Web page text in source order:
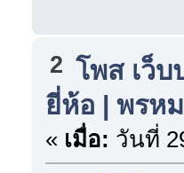
2 โพส เว็
ยี่ห้อ | พรห
« เมื่อ: วันที่